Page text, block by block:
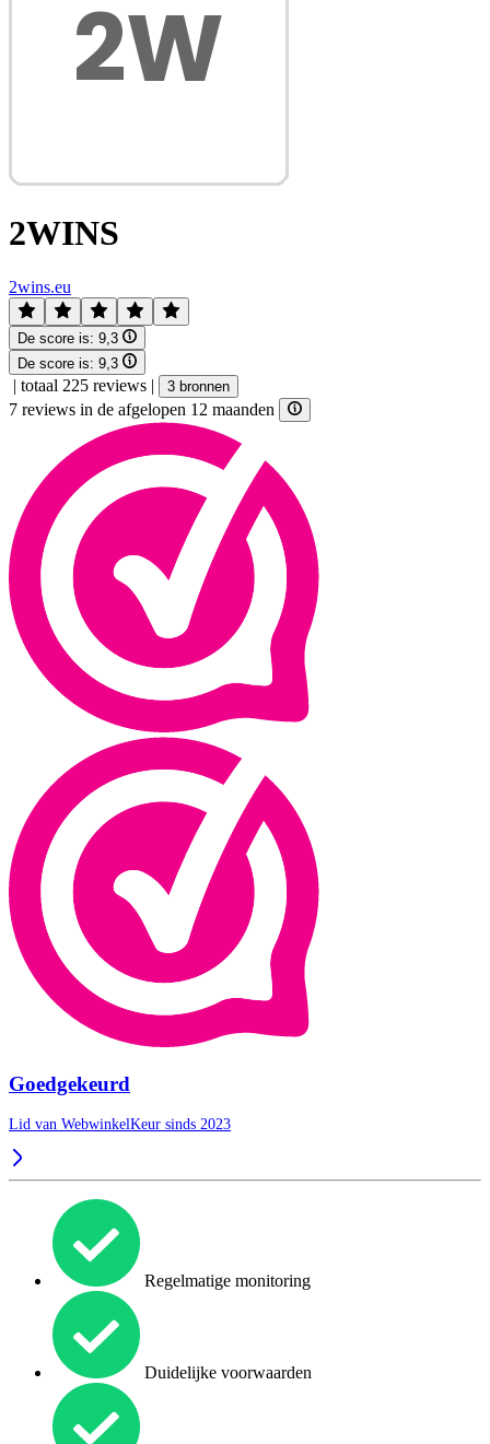
2WINS
2wins.eu
De score is: 9,3
De score is: 9,3
| totaal 225 reviews | 3 bronnen
7 reviews in de afgelopen 12 maanden
Goedgekeurd
Lid van WebwinkelKeur sinds 2023
Regelmatige monitoring
Duidelijke voorwaarden